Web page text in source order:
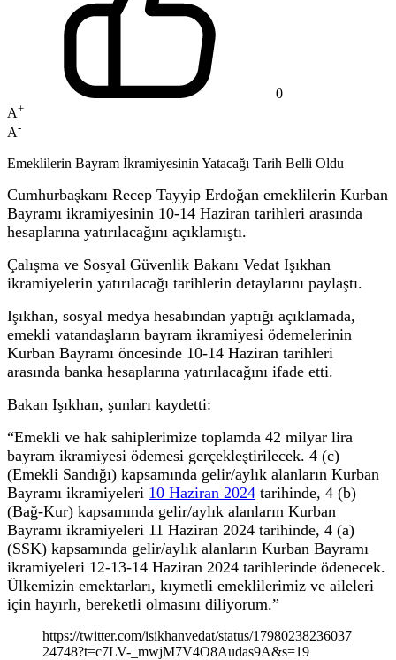
0
A+
A-
Emeklilerin Bayram İkramiyesinin Yatacağı Tarih Belli Oldu
Cumhurbaşkanı Recep Tayyip Erdoğan emeklilerin Kurban
Bayramı ikramiyesinin 10-14 Haziran tarihleri arasında
hesaplarına yatırılacağını açıklamıştı.
Çalışma ve Sosyal Güvenlik Bakanı Vedat Işıkhan
ikramiyelerin yatırılacağı tarihlerin detaylarını paylaştı.
Işıkhan, sosyal medya hesabından yaptığı açıklamada,
emekli vatandaşların bayram ikramiyesi ödemelerinin
Kurban Bayramı öncesinde 10-14 Haziran tarihleri
arasında banka hesaplarına yatırılacağını ifade etti.
Bakan Işıkhan, şunları kaydetti:
“Emekli ve hak sahiplerimize toplamda 42 milyar lira
bayram ikramiyesi ödemesi gerçekleştirilecek. 4 (c)
(Emekli Sandığı) kapsamında gelir/aylık alanların Kurban
Bayramı ikramiyeleri 10 Haziran 2024 tarihinde, 4 (b)
(Bağ-Kur) kapsamında gelir/aylık alanların Kurban
Bayramı ikramiyeleri 11 Haziran 2024 tarihinde, 4 (a)
(SSK) kapsamında gelir/aylık alanların Kurban Bayramı
ikramiyeleri 12-13-14 Haziran 2024 tarihlerinde ödenecek.
Ülkemizin emektarları, kıymetli emeklilerimiz ve aileleri
için hayırlı, bereketli olmasını diliyorum.”
https://twitter.com/isikhanvedat/status/17980238236037
24748?t=c7LV-_mwjM7V4O8Audas9A&s=19